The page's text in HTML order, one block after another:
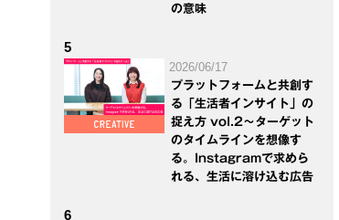
の意味
5
2026/06/17
プラットフォームと共創す
る「生活者インサイト」の
捉え方 vol.2～ターゲット
のタイムラインを想像す
る。Instagramで求めら
れる、生活に溶け込む広告
6